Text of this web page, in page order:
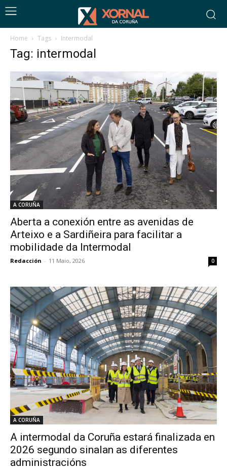
Home Tags Intermodal
Tag: intermodal
A CORUÑA
Aberta a conexión entre as avenidas de
Arteixo e a Sardiñeira para facilitar a
mobilidade da Intermodal
Redacción - 11 Maio, 2026 0
A CORUÑA
A intermodal da Coruña estará finalizada en
2026 segundo sinalan as diferentes
administracións